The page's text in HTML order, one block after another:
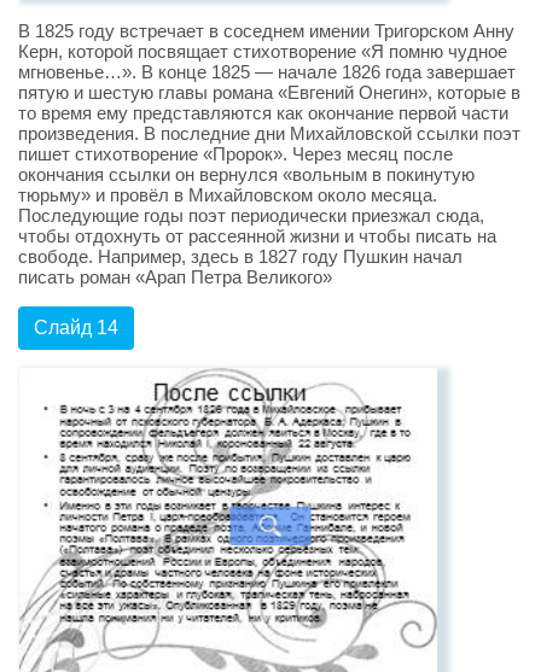
В 1825 году встречает в соседнем имении Тригорском Анну
Керн, которой посвящает стихотворение «Я помню чудное
мгновенье…». В конце 1825 — начале 1826 года завершает
пятую и шестую главы романа «Евгений Онегин», которые в
то время ему представляются как окончание первой части
произведения. В последние дни Михайловской ссылки поэт
пишет стихотворение «Пророк». Через месяц после
окончания ссылки он вернулся «вольным в покинутую
тюрьму» и провёл в Михайловском около месяца.
Последующие годы поэт периодически приезжал сюда,
чтобы отдохнуть от рассеянной жизни и чтобы писать на
свободе. Например, здесь в 1827 году Пушкин начал
писать роман «Арап Петра Великого»
Слайд 14